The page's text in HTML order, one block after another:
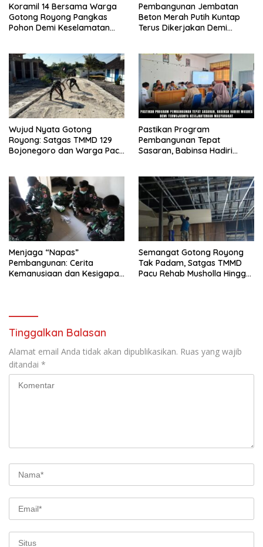
Koramil 14 Bersama Warga
Gotong Royong Pangkas
Pohon Demi Keselamatan
Pembangunan Jembatan
Beton Merah Putih Kuntap
Terus Dikerjakan Demi
Wujud Nyata Gotong
Royong: Satgas TMMD 129
Bojonegoro dan Warga Pacu
Pastikan Program
Pembangunan Tepat
Sasaran, Babinsa Hadiri
Menjaga “Napas”
Pembangunan: Cerita
Kemanusiaan dan Kesigapan
Semangat Gotong Royong
Tak Padam, Satgas TMMD
Pacu Rehab Musholla Hingga
Tinggalkan Balasan
Alamat email Anda tidak akan dipublikasikan. Ruas yang wajib
ditandai *